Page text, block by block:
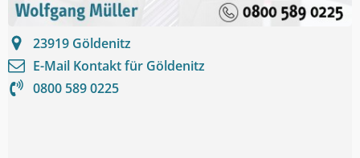
23919 Göldenitz
E-Mail Kontakt für Göldenitz
0800 589 0225